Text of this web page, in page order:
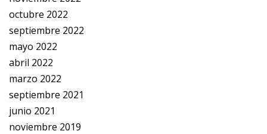
octubre 2022
septiembre 2022
mayo 2022
abril 2022
marzo 2022
septiembre 2021
junio 2021
noviembre 2019